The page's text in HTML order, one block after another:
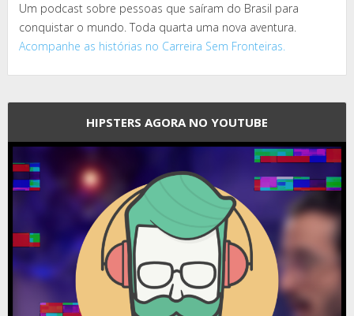
Um podcast sobre pessoas que saíram do Brasil para
conquistar o mundo. Toda quarta uma nova aventura.
Acompanhe as histórias no Carreira Sem Fronteiras.
HIPSTERS AGORA NO YOUTUBE